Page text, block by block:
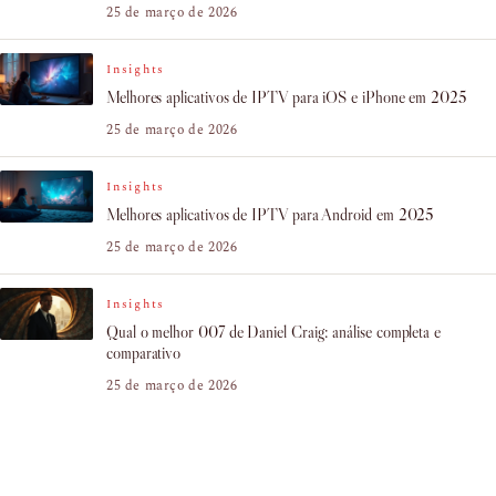
25 de março de 2026
Insights
Melhores aplicativos de IPTV para iOS e iPhone em 2025
25 de março de 2026
Insights
Melhores aplicativos de IPTV para Android em 2025
25 de março de 2026
Insights
Qual o melhor 007 de Daniel Craig: análise completa e
comparativo
25 de março de 2026